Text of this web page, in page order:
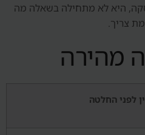
היא לא מתחילה בשאלה מה
צריך.
מהירה
לפני החלטה